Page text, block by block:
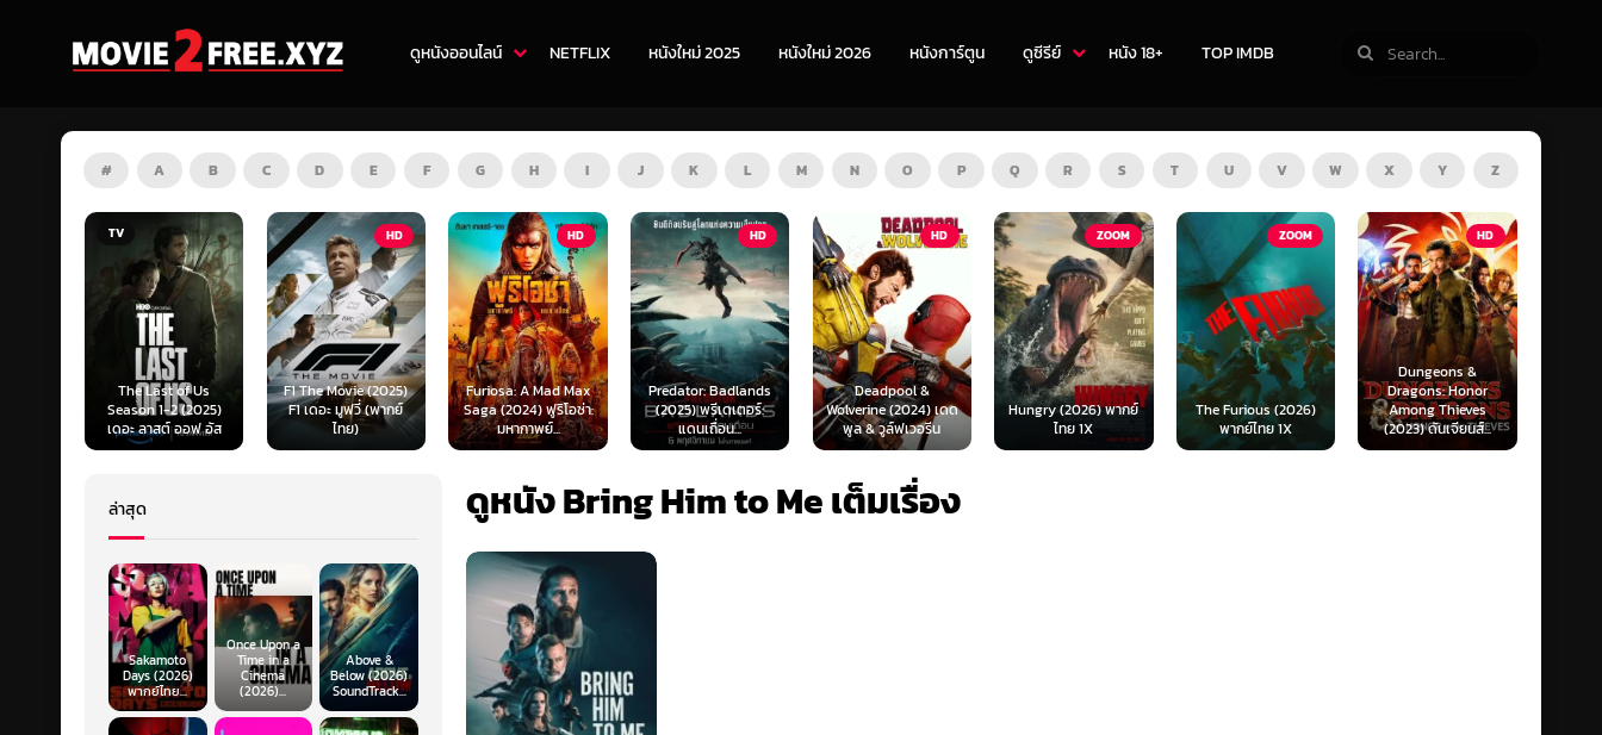
ดูหนังออนไลน์ NETFLIX หนังใหม่ 2025 หนังใหม่ 2026 หนังการ์ตูน ดูซีรีย์ หนัง 18+ TOP IMDB
# A B C D E F G H I J K L M N O P Q R S T U V W X Y Z
HD
F1 The Movie (2025)
F1 เดอะ มูฟวี่ (พากย์
ไทย)
HD
Furiosa: A Mad Max
Saga (2024) ฟูริโอซ่า:
มหากาพย์...
HD
Predator: Badlands
(2025) พรีเดเตอร์:
แดนเถื่อน...
HD
Deadpool &
Wolverine (2024) เดด
พูล & วูล์ฟเวอรีน
ZOOM
Hungry (2026) พากย์
ไทย 1X
ZOOM
The Furious (2026)
พากย์ไทย 1X
HD
Dungeons &
Dragons: Honor
Among Thieves
(2023) ดันเจียนส์...
HD
Ready or Not 2: Here
I Come (2026) เกม
พร้อมตาย 2 (พากย์
ไทย)
ดูหนัง Bring Him to Me เต็มเรื่อง
ล่าสุด
Sakamoto
Days (2026)
พากย์ไทย...
Once Upon a
Time in a
Cinema
(2026)...
Above &
Below (2026)
SoundTrack...